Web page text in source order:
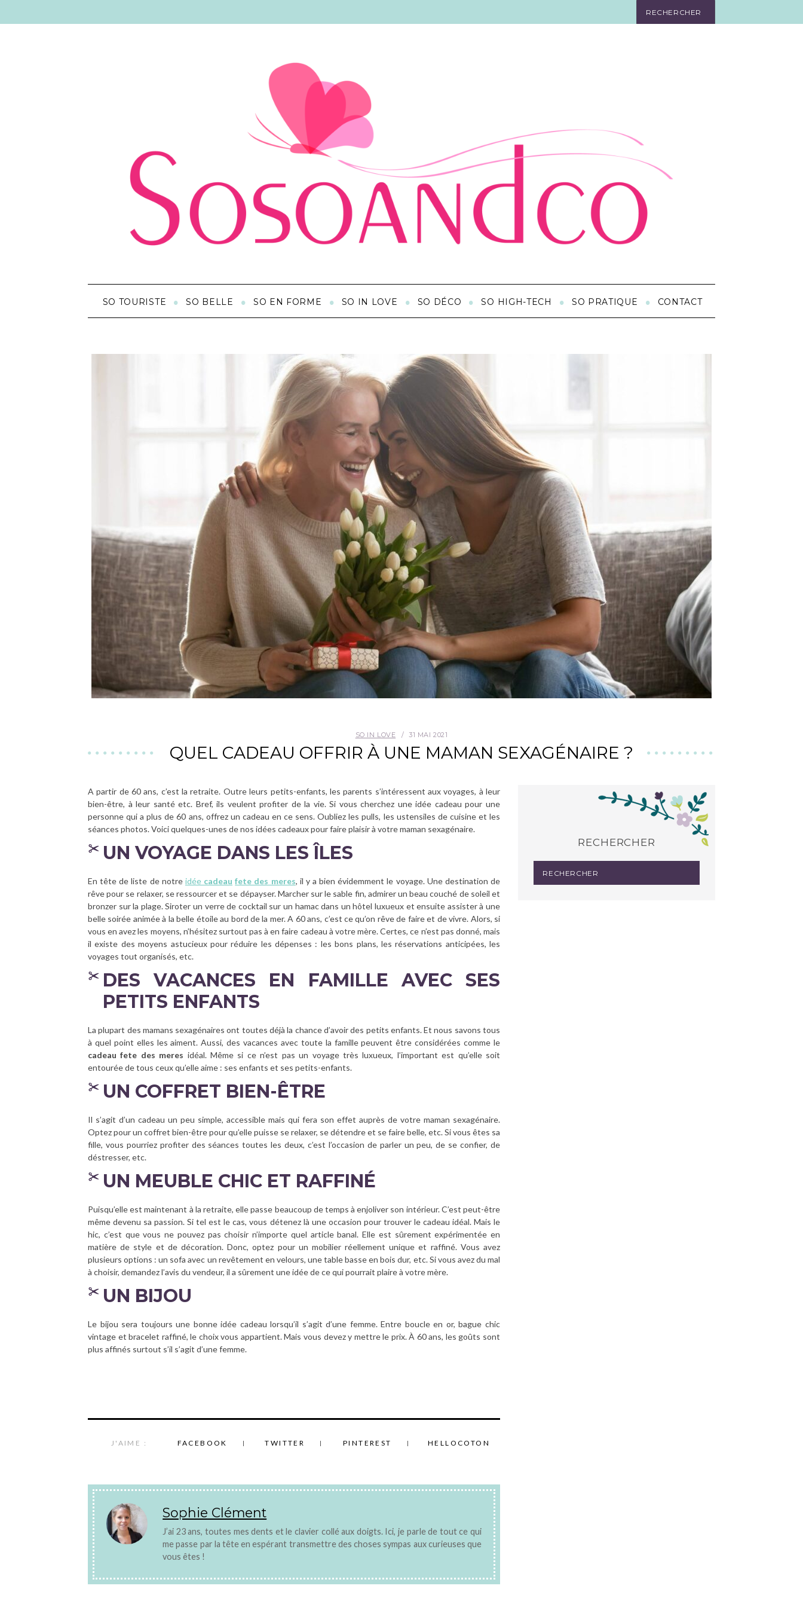
SO TOURISTE SO BELLE SO EN FORME SO IN LOVE SO DÉCO SO HIGH-TECH SO PRATIQUE CONTACT
SO IN LOVE 31 MAI 2021
QUEL CADEAU OFFRIR À UNE MAMAN SEXAGÉNAIRE ?
A partir de 60 ans, c’est la retraite. Outre leurs petits-enfants, les parents s’intéressent aux voyages, à leur
bien-être, à leur santé etc. Bref, ils veulent profiter de la vie. Si vous cherchez une idée cadeau pour une
personne qui a plus de 60 ans, offrez un cadeau en ce sens. Oubliez les pulls, les ustensiles de cuisine et les
séances photos. Voici quelques-unes de nos idées cadeaux pour faire plaisir à votre maman sexagénaire.
UN VOYAGE DANS LES ÎLES
En tête de liste de notre idée cadeau fete des meres, il y a bien évidemment le voyage. Une destination de
rêve pour se relaxer, se ressourcer et se dépayser. Marcher sur le sable fin, admirer un beau couché de soleil et
bronzer sur la plage. Siroter un verre de cocktail sur un hamac dans un hôtel luxueux et ensuite assister à une
belle soirée animée à la belle étoile au bord de la mer. A 60 ans, c’est ce qu’on rêve de faire et de vivre. Alors, si
vous en avez les moyens, n’hésitez surtout pas à en faire cadeau à votre mère. Certes, ce n’est pas donné, mais
il existe des moyens astucieux pour réduire les dépenses : les bons plans, les réservations anticipées, les
voyages tout organisés, etc.
DES VACANCES EN FAMILLE AVEC SES
PETITS ENFANTS
La plupart des mamans sexagénaires ont toutes déjà la chance d’avoir des petits enfants. Et nous savons tous
à quel point elles les aiment. Aussi, des vacances avec toute la famille peuvent être considérées comme le
cadeau fete des meres idéal. Même si ce n’est pas un voyage très luxueux, l’important est qu’elle soit
entourée de tous ceux qu’elle aime : ses enfants et ses petits-enfants.
UN COFFRET BIEN-ÊTRE
Il s’agit d’un cadeau un peu simple, accessible mais qui fera son effet auprès de votre maman sexagénaire.
Optez pour un coffret bien-être pour qu’elle puisse se relaxer, se détendre et se faire belle, etc. Si vous êtes sa
fille, vous pourriez profiter des séances toutes les deux, c’est l’occasion de parler un peu, de se confier, de
déstresser, etc.
UN MEUBLE CHIC ET RAFFINÉ
Puisqu’elle est maintenant à la retraite, elle passe beaucoup de temps à enjoliver son intérieur. C’est peut-être
même devenu sa passion. Si tel est le cas, vous détenez là une occasion pour trouver le cadeau idéal. Mais le
hic, c’est que vous ne pouvez pas choisir n’importe quel article banal. Elle est sûrement expérimentée en
matière de style et de décoration. Donc, optez pour un mobilier réellement unique et raffiné. Vous avez
plusieurs options : un sofa avec un revêtement en velours, une table basse en bois dur, etc. Si vous avez du mal
à choisir, demandez l’avis du vendeur, il a sûrement une idée de ce qui pourrait plaire à votre mère.
UN BIJOU
Le bijou sera toujours une bonne idée cadeau lorsqu’il s’agit d’une femme. Entre boucle en or, bague chic
vintage et bracelet raffiné, le choix vous appartient. Mais vous devez y mettre le prix. À 60 ans, les goûts sont
plus affinés surtout s’il s’agit d’une femme.
J'AIME : FACEBOOK TWITTER PINTEREST HELLOCOTON
Sophie Clément
J’ai 23 ans, toutes mes dents et le clavier collé aux doigts. Ici, je parle de tout ce qui
me passe par la tête en espérant transmettre des choses sympas aux curieuses que
vous êtes !
RECHERCHER